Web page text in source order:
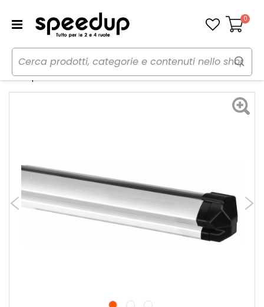
Carrello
0
Home Auto Portaggio e carico
Barre portatutto
Barre portatutto veicoli commerciali Pro Plus